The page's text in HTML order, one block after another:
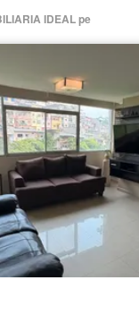
IDEAL pe